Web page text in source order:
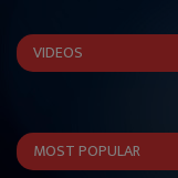
VIDEOS
MOST POPULAR